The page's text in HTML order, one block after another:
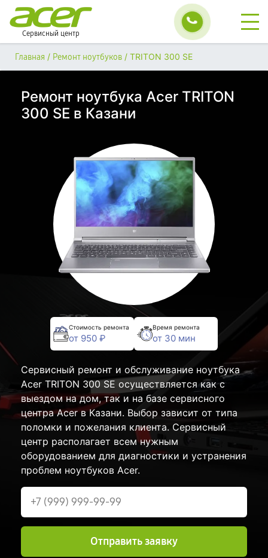
Сервисный центр
Главная / Ремонт ноутбуков / TRITON 300 SE
Ремонт ноутбука Acer TRITON
300 SE в Казани
Стоимость ремонта
от 950 ₽
Время ремонта
от 30 мин
Сервисный ремонт и обслуживание ноутбука
Acer TRITON 300 SE осуществляется как с
выездом на дом, так и на базе сервисного
центра Acer в Казани. Выбор зависит от типа
поломки и пожелания клиента. Сервисный
центр располагает всем нужным
оборудованием для диагностики и устранения
проблем ноутбуков Acer.
Отправить заявку